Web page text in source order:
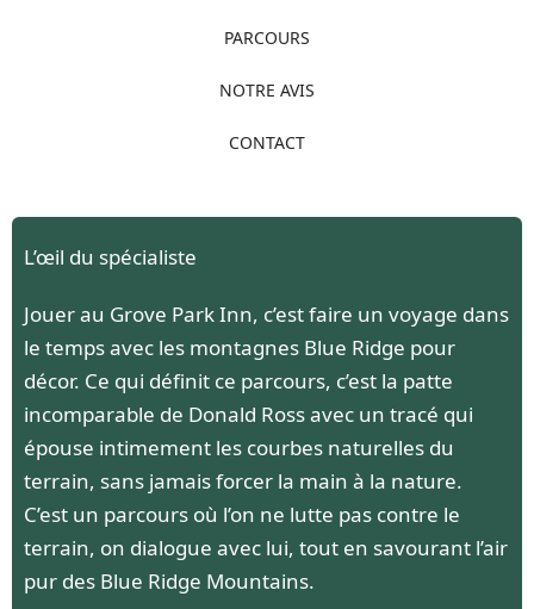
PARCOURS
NOTRE AVIS
CONTACT
L’œil du spécialiste
Jouer au Grove Park Inn, c’est faire un voyage dans
le temps avec les montagnes Blue Ridge pour
décor. Ce qui définit ce parcours, c’est la patte
incomparable de Donald Ross avec un tracé qui
épouse intimement les courbes naturelles du
terrain, sans jamais forcer la main à la nature.
C’est un parcours où l’on ne lutte pas contre le
terrain, on dialogue avec lui, tout en savourant l’air
pur des Blue Ridge Mountains.